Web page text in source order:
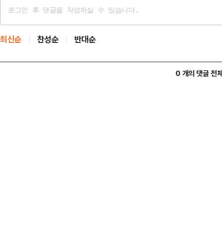
최신순 찬성순 반대순
0 개의 댓글 전